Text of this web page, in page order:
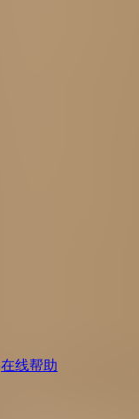
在线帮助